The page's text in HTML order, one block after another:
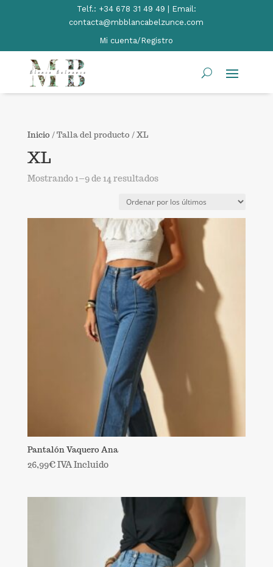
Telf.: +34 678 31 49 49 | Email:
contacta@mbblancabelzunce.com
Mi cuenta/Registro
Inicio / Talla del producto / XL
XL
Mostrando 1–9 de 14 resultadosOrdenado
los
últimos
Pantalón Vaquero Ana
26,99€IVA Incluido